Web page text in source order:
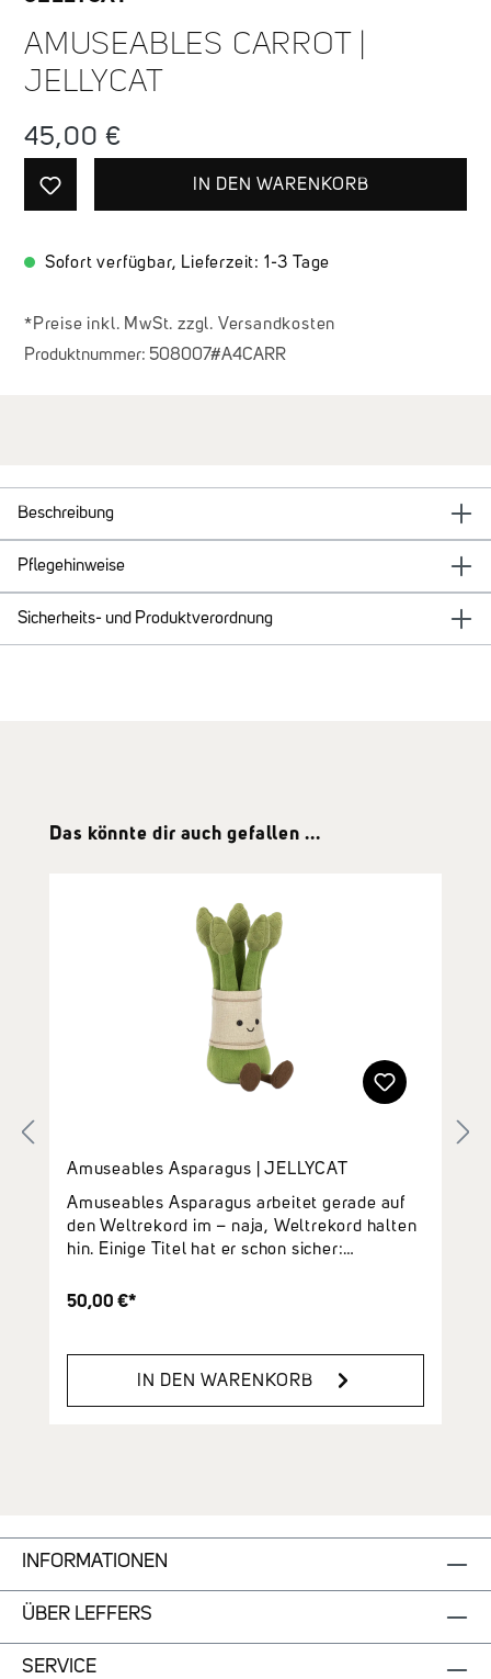
AMUSEABLES CARROT |
JELLYCAT
Regulärer Preis:
45,00 €
IN DEN WARENKORB
Sofort verfügbar, Lieferzeit: 1-3 Tage
*Preise inkl. MwSt. zzgl. Versandkosten
Produktnummer: 508007#A4CARR
Beschreibung
Pflegehinweise
Sicherheits- und Produktverordnung
Produktgalerie überspringen
Das könnte dir auch gefallen ...
Amuseables Asparagus | JELLYCAT
Amuseables Asparagus arbeitet gerade auf
den Weltrekord im – naja, Weltrekord halten
hin. Einige Titel hat er schon sicher:
Kategorie), Längster Höflichkeitsapplaus und
und sein Klemmbrett stets dabei. Er glaubt
fest daran, dass ihm nur noch ein Zertifikat
außergewöhnlicher Kuschelfreund für alle,
die verspielte Details lieben und nach einer
besonderen Geschenkidee suchen.Deine
Highlights auf einen Blick:✔ Originelles
Kuscheltier im Spargel Design ✔ Liebevolle
Details mit charmantem Gesicht ✔
50,00 €*
IN DEN WARENKORB
INFORMATIONEN
ÜBER LEFFERS
SERVICE